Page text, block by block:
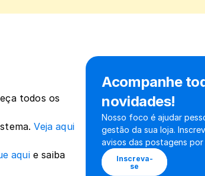
todos os
Veja aqui
aqui e saiba
Acompanhe
novidades!
Nosso foco é ajudar
gestão da sua loja.
avisos das postagens por
Inscreva-
se